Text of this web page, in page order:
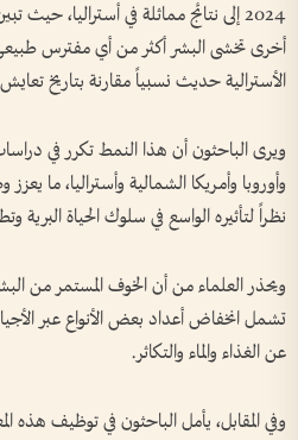
2024 إلى نتائج مماثلة في أستراليا،
أخرى تخشى البشر أكثر من أي مفترس
الأسترالية حديث نسبياً مقارنة بتاريخ
ويرى الباحثون أن هذا النمط تكرر في
وأوروبا وأمريكا الشمالية وأستراليا، ما
نظراً لتأثيره الواسع في سلوك الحياة البرية
ويحذر العلماء من أن الخوف المستمر من
تشمل انخفاض أعداد بعض الأنواع عبر
عن الغذاء والماء والتكاثر.
وفي المقابل، يأمل الباحثون في توظيف هذه